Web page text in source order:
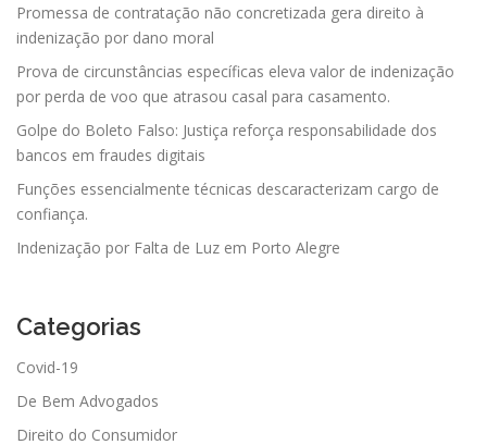
Promessa de contratação não concretizada gera direito à
indenização por dano moral
Prova de circunstâncias específicas eleva valor de indenização
por perda de voo que atrasou casal para casamento.
Golpe do Boleto Falso: Justiça reforça responsabilidade dos
bancos em fraudes digitais
Funções essencialmente técnicas descaracterizam cargo de
confiança.
Indenização por Falta de Luz em Porto Alegre
Categorias
Covid-19
De Bem Advogados
Direito do Consumidor